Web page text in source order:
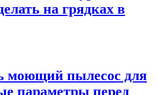
на грядках в
моющий пылесос для
параметры перед